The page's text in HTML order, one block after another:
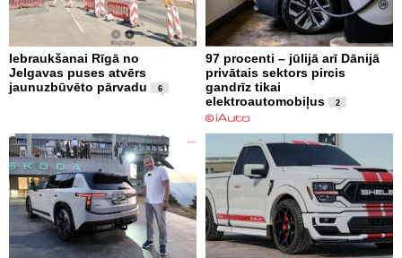
Iebraukšanai Rīgā no
Jelgavas puses atvērs
jaunuzbūvēto pārvadu
6
97 procenti – jūlijā arī Dānijā
privātais sektors pircis
gandrīz tikai
elektroautomobiļus
2